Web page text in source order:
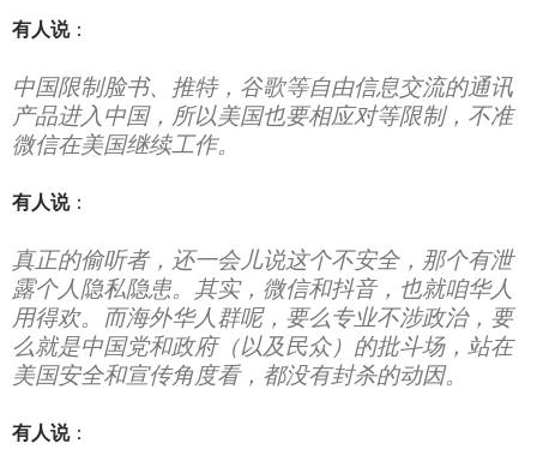
有人说：
中国限制脸书、推特，谷歌等自由信息交流的通讯
产品进入中国，所以美国也要相应对等限制，不准
微信在美国继续工作。
有人说：
真正的偷听者，还一会儿说这个不安全，那个有泄
露个人隐私隐患。 其实，微信和抖音，也就咱华人
用得欢。而海外华人群呢，要么专业不涉政治，要
么就是中国党和政府（以及民众）的批斗场，站在
美国安全和宣传角度看，都没有封杀的动因。
有人说：